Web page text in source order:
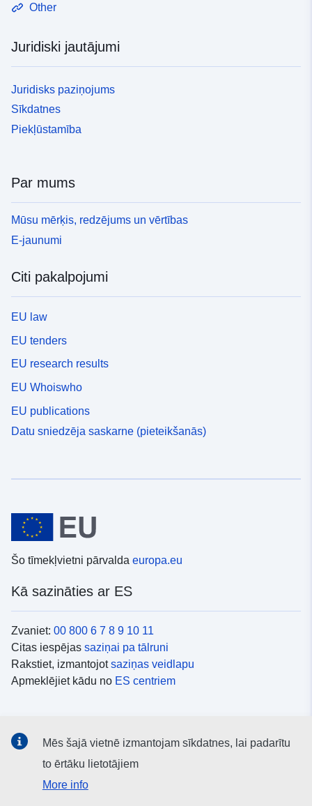
Other
Juridiski jautājumi
Juridisks paziņojums
Sīkdatnes
Piekļūstamība
Par mums
Mūsu mērķis, redzējums un vērtības
E-jaunumi
Citi pakalpojumi
EU law
EU tenders
EU research results
EU Whoiswho
EU publications
Datu sniedzēja saskarne (pieteikšanās)
Šo tīmekļvietni pārvalda europa.eu
Kā sazināties ar ES
Zvaniet: 00 800 6 7 8 9 10 11
Citas iespējas saziņai pa tālruni
Rakstiet, izmantojotsaziņas veidlapu
Apmeklējiet kādu no ES centriem
ES kontisociālajos medijos
Mēs šajā vietnē izmantojam sīkdatnes, lai padarītu
to ērtāku lietotājiem
More info